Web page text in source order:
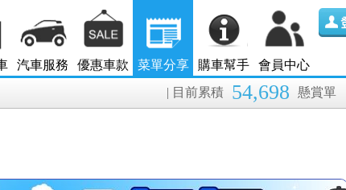
汽車服務 優惠車款 菜單分享 購車幫手 會員中心
| 目前累積 54,698 懸賞單